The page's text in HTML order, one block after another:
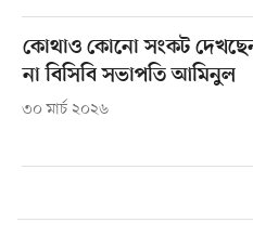
কোথাও কোনো সংকট
না বিসিবি সভাপতি আমিনুল
৩০ মার্চ ২০২৬